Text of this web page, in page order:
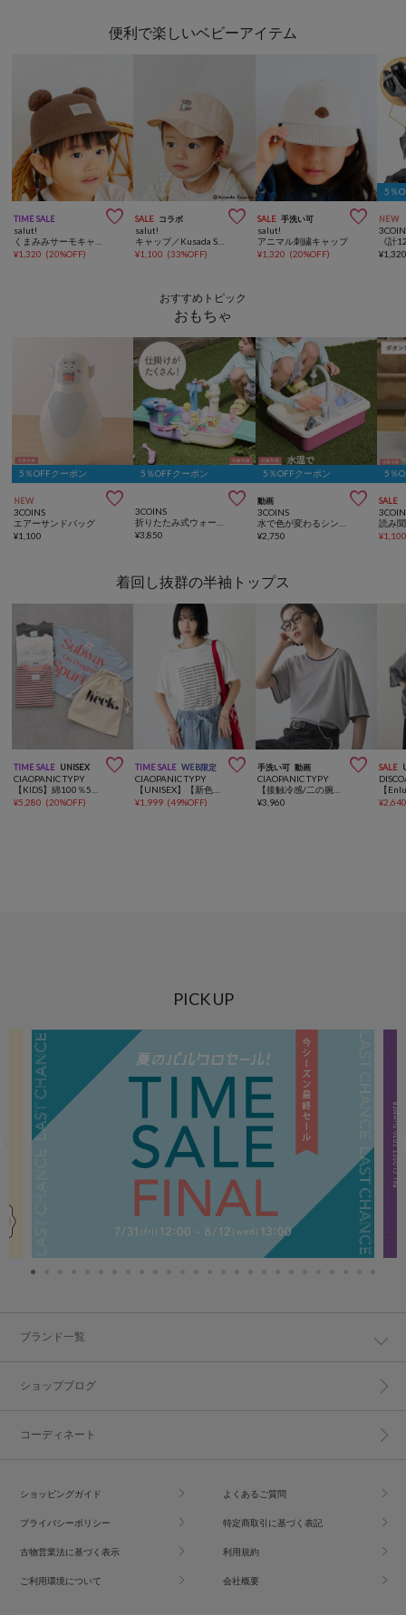
便利で楽しいベビーアイテム
TIME SALE 
salut!
¥1,320 (20%OFF)
SALE コラボ 
salut!
¥1,100 (33%OFF)
SALE 手洗い可 
salut!
アニマル刺繍キャップ
¥1,320 (20%OFF)
5％
NEW
¥
おすすめトピック
おもちゃ
5％OFFクーポン
NEW 
3COINS
エアーサンドバッグ
¥1,100
5％OFFクーポン

3COINS
¥3,850
5％OFFクーポン
動画 
3COINS
¥2,750
5％
SALE
読み
¥
着回し抜群の半袖トップス
TIME SALE UNISEX 
CIAOPANIC TYPY
¥5,280 (20%OFF)
TIME SALE WEB限定 
CIAOPANIC TYPY
¥1,999 (49%OFF)
手洗い可 動画 
CIAOPANIC TYPY
¥3,960
SALE
¥
PICK UP
ブランド一覧
ショップブログ
コーディネート
ショッピングガイド よくあるご質問
プライバシーポリシー 特定商取引に基づく表記
古物営業法に基づく表示 利用規約
ご利用環境について 会社概要